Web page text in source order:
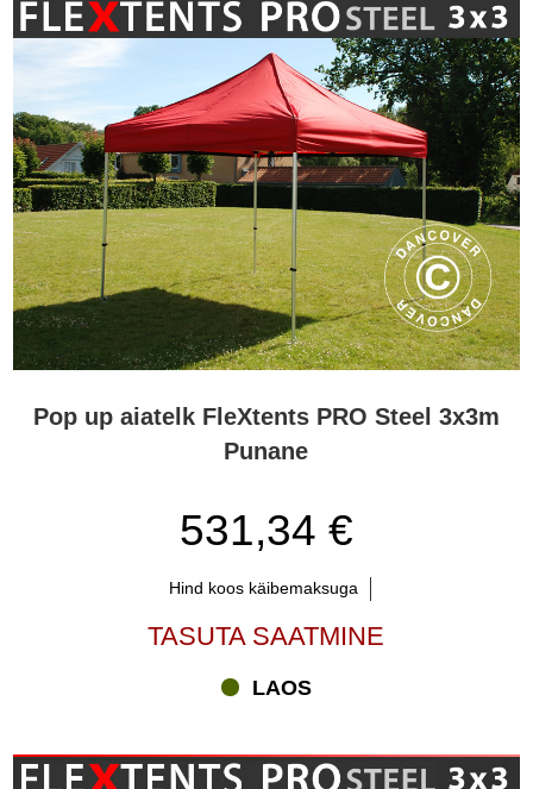
Pop up aiatelk FleXtents PRO Steel 3x3m
Punane
531,34 €
Hind koos käibemaksuga
TASUTA SAATMINE
LAOS